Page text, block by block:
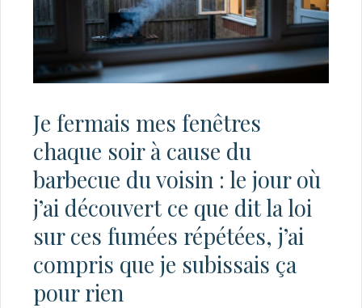
Je fermais mes fenêtres
chaque soir à cause du
barbecue du voisin : le jour où
j’ai découvert ce que dit la loi
sur ces fumées répétées, j’ai
compris que je subissais ça
pour rien